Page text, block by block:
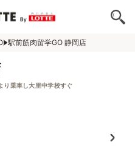
駅前筋肉留学GO 静岡店
り乗車し大里中学校すぐ